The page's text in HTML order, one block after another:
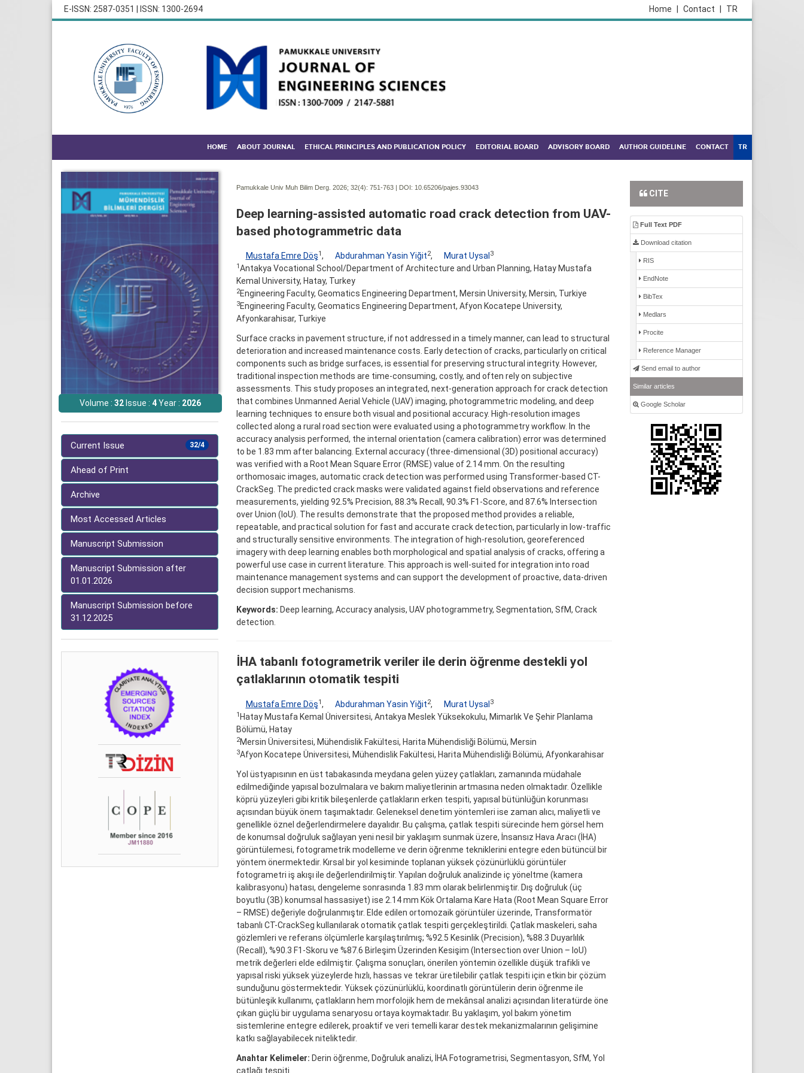
E-ISSN: 2587-0351 | ISSN: 1300-2694 TR
Contact
Home
HOME ABOUT JOURNAL ETHICAL PRINCIPLES AND PUBLICATION POLICY EDITORIAL BOARD ADVISORY BOARD AUTHOR GUIDELINE CONTACT TR
Volume : 32 Issue : 4Year : 2026
32/4
Current Issue
Ahead of Print
Archive
Most Accessed Articles
Manuscript Submission
Manuscript Submission after
01.01.2026
Manuscript Submission before
31.12.2025
Pamukkale Univ Muh Bilim Derg. 2026; 32(4): 751-763 | DOI: 10.65206/pajes.93043
Deep learning-assisted automatic road crack detection from UAV-
based photogrammetric data
Mustafa Emre Döş1 , Abdurahman Yasin Yiğit2, Murat Uysal 3
1 Antakya Vocational School/Department of Architecture and Urban Planning, Hatay Mustafa
Kemal University, Hatay, Turkey
2Engineering Faculty, Geomatics Engineering Department, Mersin University, Mersin, Turkiye
3Engineering Faculty, Geomatics Engineering Department, Afyon Kocatepe University,
Afyonkarahisar, Turkiye
Surface cracks in pavement structure, if not addressed in a timely manner, can lead to structural
deterioration and increased maintenance costs. Early detection of cracks, particularly on critical
components such as bridge surfaces, is essential for preserving structural integrity. However,
traditional inspection methods are time-consuming, costly, and often rely on subjective
assessments. This study proposes an integrated, next-generation approach for crack detection
that combines Unmanned Aerial Vehicle (UAV) imaging, photogrammetric modeling, and deep
learning techniques to ensure both visual and positional accuracy. High-resolution images
collected along a rural road section were evaluated using a photogrammetry workflow. In the
accuracy analysis performed, the internal orientation (camera calibration) error was determined
to be 1.83 mm after balancing. External accuracy (three-dimensional (3D) positional accuracy)
was verified with a Root Mean Square Error (RMSE) value of 2.14 mm. On the resulting
orthomosaic images, automatic crack detection was performed using Transformer-based CT-
CrackSeg. The predicted crack masks were validated against field observations and reference
measurements, yielding 92.5% Precision, 88.3% Recall, 90.3% F1-Score, and 87.6% Intersection
over Union (IoU). The results demonstrate that the proposed method provides a reliable,
repeatable, and practical solution for fast and accurate crack detection, particularly in low-traffic
and structurally sensitive environments. The integration of high-resolution, georeferenced
imagery with deep learning enables both morphological and spatial analysis of cracks, offering a
powerful use case in current literature. This approach is well-suited for integration into road
maintenance management systems and can support the development of proactive, data-driven
decision support mechanisms.
Keywords: Deep learning, Accuracy analysis, UAV photogrammetry, Segmentation, SfM, Crack
detection.
İHA tabanlı fotogrametrik veriler ile derin öğrenme destekli yol
çatlaklarının otomatik tespiti
Mustafa Emre Döş1, Abdurahman Yasin Yiğit2, Murat Uysal 3
1 Hatay Mustafa Kemal Üniversitesi, Antakya Meslek Yüksekokulu, Mimarlık Ve Şehir Planlama
Bölümü, Hatay
2Mersin Üniversitesi, Mühendislik Fakültesi, Harita Mühendisliği Bölümü, Mersin
3Afyon Kocatepe Üniversitesi, Mühendislik Fakültesi, Harita Mühendisliği Bölümü, Afyonkarahisar
Yol üstyapısının en üst tabakasında meydana gelen yüzey çatlakları, zamanında müdahale
edilmediğinde yapısal bozulmalara ve bakım maliyetlerinin artmasına neden olmaktadır. Özellikle
köprü yüzeyleri gibi kritik bileşenlerde çatlakların erken tespiti, yapısal bütünlüğün korunması
açısından büyük önem taşımaktadır. Geleneksel denetim yöntemleri ise zaman alıcı, maliyetli ve
genellikle öznel değerlendirmelere dayalıdır. Bu çalışma, çatlak tespiti sürecinde hem görsel hem
de konumsal doğruluk sağlayan yeni nesil bir yaklaşım sunmak üzere, İnsansız Hava Aracı (İHA)
görüntülemesi, fotogrametrik modelleme ve derin öğrenme tekniklerini entegre eden bütüncül bir
yöntem önermektedir. Kırsal bir yol kesiminde toplanan yüksek çözünürlüklü görüntüler
fotogrametri iş akışı ile değerlendirilmiştir. Yapılan doğruluk analizinde iç yöneltme (kamera
kalibrasyonu) hatası, dengeleme sonrasında 1.83 mm olarak belirlenmiştir. Dış doğruluk (üç
boyutlu (3B) konumsal hassasiyet) ise 2.14 mm Kök Ortalama Kare Hata (Root Mean Square Error
– RMSE) değeriyle doğrulanmıştır. Elde edilen ortomozaik görüntüler üzerinde, Transformatör
tabanlı CT-CrackSeg kullanılarak otomatik çatlak tespiti gerçekleştirildi. Çatlak maskeleri, saha
gözlemleri ve referans ölçümlerle karşılaştırılmış; %92.5 Kesinlik (Precision), %88.3 Duyarlılık
(Recall), %90.3 F1-Skoru ve %87.6 Birleşim Üzerinden Kesişim (Intersection over Union – IoU)
metrik değerleri elde edilmiştir. Çalışma sonuçları, önerilen yöntemin özellikle düşük trafikli ve
yapısal riski yüksek yüzeylerde hızlı, hassas ve tekrar üretilebilir çatlak tespiti için etkin bir çözüm
sunduğunu göstermektedir. Yüksek çözünürlüklü, koordinatlı görüntülerin derin öğrenme ile
bütünleşik kullanımı, çatlakların hem morfolojik hem de mekânsal analizi açısından literatürde öne
çıkan güçlü bir uygulama senaryosu ortaya koymaktadır. Bu yaklaşım, yol bakım yönetim
sistemlerine entegre edilerek, proaktif ve veri temelli karar destek mekanizmalarının gelişimine
katkı sağlayabilecek niteliktedir.
Anahtar Kelimeler: Derin öğrenme, Doğruluk analizi, İHA Fotogrametrisi, Segmentasyon, SfM, Yol
çatlağı tespiti.
CITE
Full Text PDF
Download citation
RIS
EndNote
BibTex
Medlars
Procite
Reference Manager
Send email to author
Similar articles
Google Scholar